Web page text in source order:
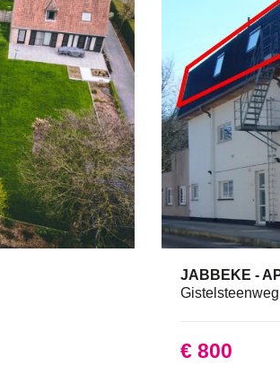
JABBEKE -
€ 800